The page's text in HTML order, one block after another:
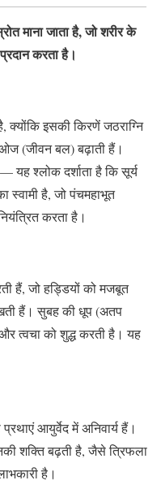
माना जाता है, जो शरीर के
करता है।
क्योंकि इसकी किरणें जठराग्नि
ओज (जीवन बल) बढ़ाती हैं।
— यह श्लोक दर्शाता है कि सूर्य
स्वामी है, जो पंचमहाभूत
करता है।
हैं, जो हड्डियों को मजबूत
हैं। सुबह की धूप (अतप
त्वचा को शुद्ध करती है। यह
आयुर्वेद में अनिवार्य हैं।
शक्ति बढ़ती है, जैसे त्रिफला
है।